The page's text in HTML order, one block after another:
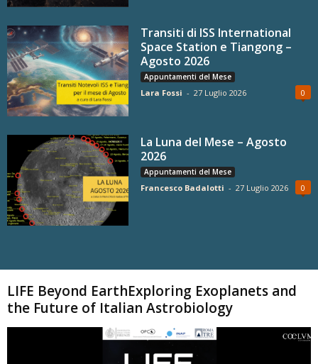
Transiti di ISS International
Space Station e Tiangong –
Agosto 2026
Appuntamenti del Mese
Lara Fossi - 27 Luglio 2026 0
La Luna del Mese – Agosto
2026
Appuntamenti del Mese
Francesco Badalotti - 27 Luglio 2026 0
LIFE Beyond EarthExploring Exoplanets and
the Future of Italian Astrobiology